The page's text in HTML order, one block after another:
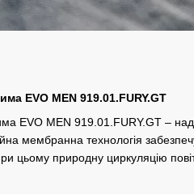
EVO MEN 919.01.FURY.GT
EVO MEN 919.01.FURY.GT –
мембранна технологія
цьому природну циркуляцію